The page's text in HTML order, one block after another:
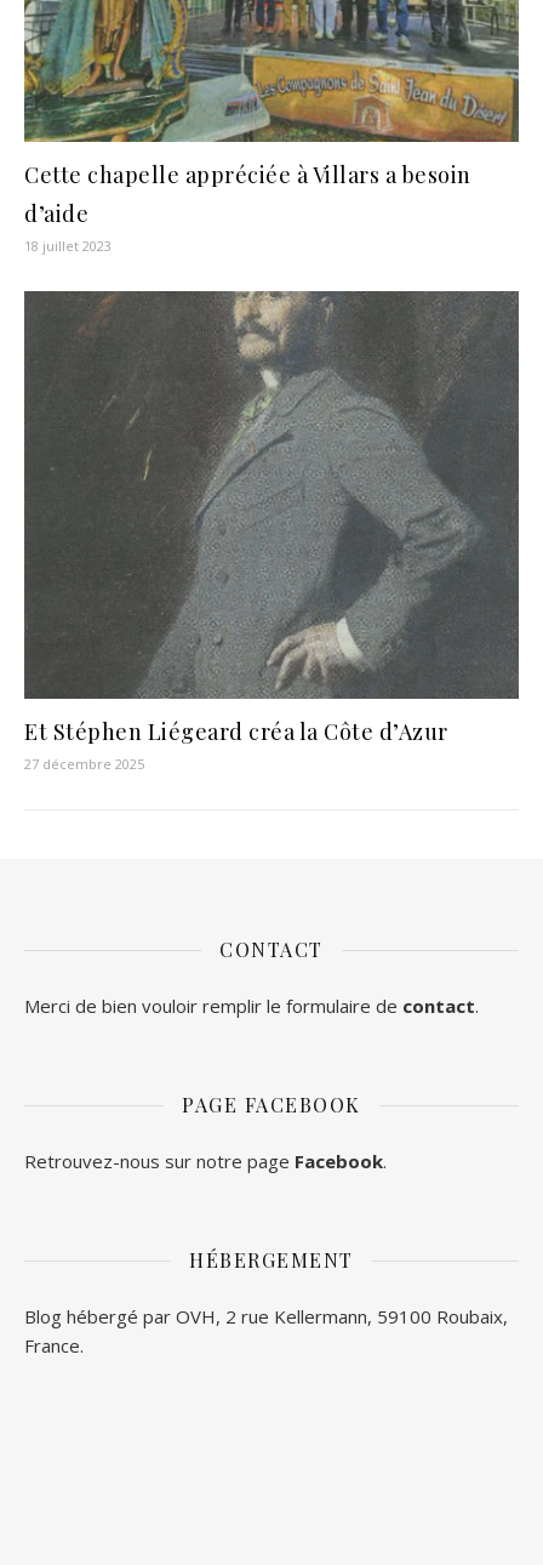
Cette chapelle appréciée à Villars a besoin
d’aide
18 juillet 2023
Et Stéphen Liégeard créa la Côte d’Azur
27 décembre 2025
CONTACT
Merci de bien vouloir remplir le formulaire de contact.
PAGE FACEBOOK
Retrouvez-nous sur notre page Facebook.
HÉBERGEMENT
Blog hébergé par OVH, 2 rue Kellermann, 59100 Roubaix,
France.